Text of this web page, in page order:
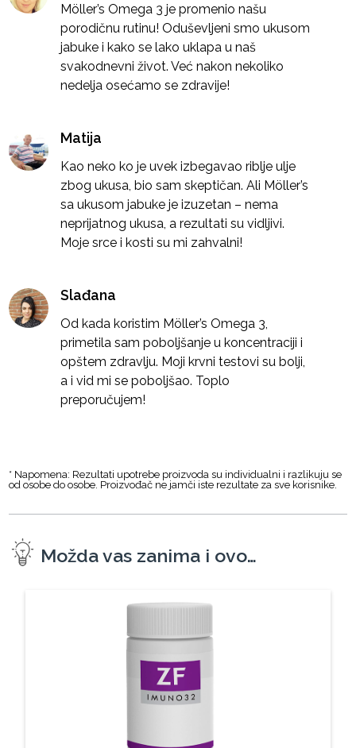
Möller’s Omega 3 je promenio našu
porodičnu rutinu! Oduševljeni smo ukusom
jabuke i kako se lako uklapa u naš
svakodnevni život. Već nakon nekoliko
nedelja osećamo se zdravije!
Matija
Kao neko ko je uvek izbegavao riblje ulje
zbog ukusa, bio sam skeptičan. Ali Möller’s
sa ukusom jabuke je izuzetan – nema
neprijatnog ukusa, a rezultati su vidljivi.
Moje srce i kosti su mi zahvalni!
Slađana
Od kada koristim Möller’s Omega 3,
primetila sam poboljšanje u koncentraciji i
opštem zdravlju. Moji krvni testovi su bolji,
a i vid mi se poboljšao. Toplo
preporučujem!
* Napomena: Rezultati upotrebe proizvoda su individualni i razlikuju se
od osobe do osobe. Proizvođač ne jamči iste rezultate za sve korisnike.
Možda vas zanima i ovo…